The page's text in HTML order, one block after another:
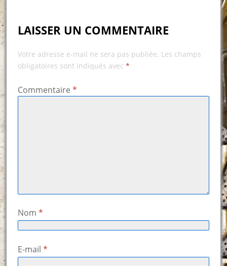
LAISSER UN COMMENTAIRE
Votre adresse e-mail ne sera pas publiée. Les champs
obligatoires sont indiqués avec *
Commentaire *
Nom *
E-mail *